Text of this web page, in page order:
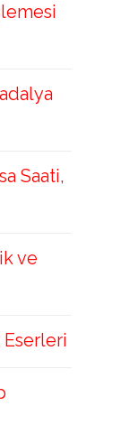
Saati,
ve
Eserleri